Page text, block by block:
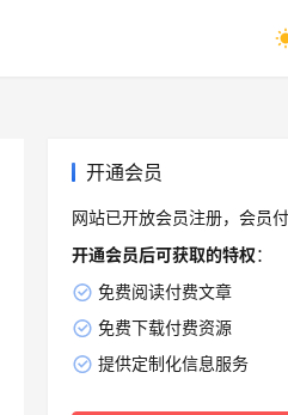
开通会员
网站已开放会员注册，会员
开通会员后可获取的特权：
免费阅读付费文章
免费下载付费资源
提供定制化信息服务